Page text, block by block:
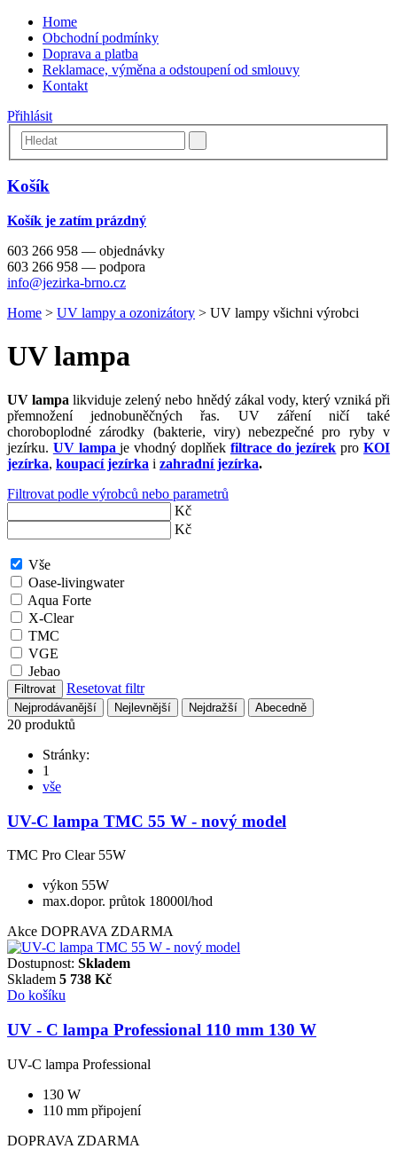
Home
Obchodní podmínky
Doprava a platba
Reklamace, výměna a odstoupení od smlouvy
Kontakt
Přihlásit
Košík
Košík je zatím prázdný
603 266 958 — objednávky
603 266 958 — podpora
info@jezirka-brno.cz
Home > UV lampy a ozonizátory > UV lampy všichni výrobci
UV lampa
UV lampalikviduje zelený nebo hnědý zákal vody, který vzniká při
přemnožení jednobuněčných řas. UV záření ničí také
choroboplodné zárodky (bakterie, viry) nebezpečné pro ryby v
jezírku. UV lampaje vhodný doplňek filtrace do jezírek proKOI
jezírka, koupací jezírka i zahradní jezírka.
Filtrovat podle výrobců nebo parametrů
Kč
Kč
Vše
Oase-livingwater
Aqua Forte
X-Clear
TMC
VGE
Jebao
Filtrovat Resetovat filtr
Nejprodávanější Nejlevnější Nejdražší Abecedně
20 produktů
Stránky:
1
vše
UV-C lampa TMC 55 W - nový model
TMC Pro Clear 55W
výkon 55W
max.dopor. průtok 18000l/hod
Akce DOPRAVA ZDARMA
Dostupnost: Skladem
Skladem 5 738 Kč
Do košíku
UV - C lampa Professional 110 mm 130 W
UV-C lampa Professional
130 W
110 mm připojení
DOPRAVA ZDARMA